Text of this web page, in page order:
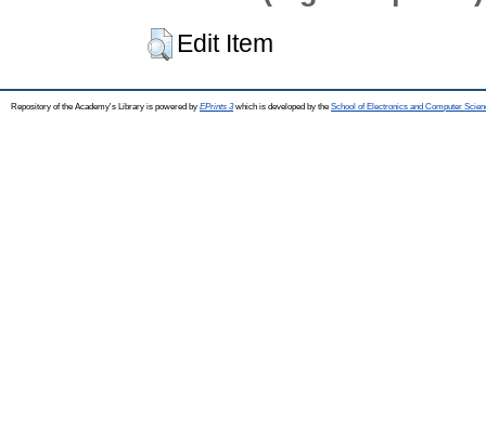
Edit Item
Repository of the Academy's Library is powered by EPrints 3which is developed by the School of Electronics and Computer